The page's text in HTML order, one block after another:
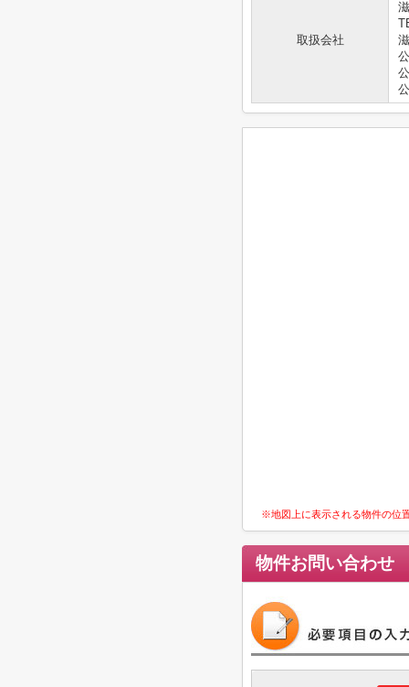
取扱会社
※地図上に表示される物件の位
物件お問い合わせ